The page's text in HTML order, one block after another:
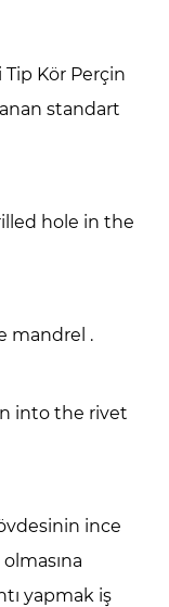
Tip Kör Perçin
standart
hole in the
mandrel .
into the rivet
ince
yapmak iş